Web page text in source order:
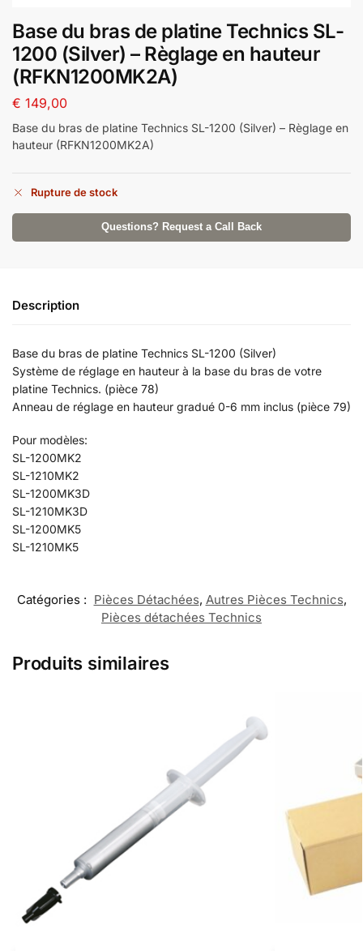
Base du bras de platine Technics SL-
1200 (Silver) – Règlage en hauteur
(RFKN1200MK2A)
€ 149,00
Base du bras de platine Technics SL-1200 (Silver) – Règlage en
hauteur (RFKN1200MK2A)
Rupture de stock
Questions? Request a Call Back
Description
Base du bras de platine Technics SL-1200 (Silver)
Système de réglage en hauteur à la base du bras de votre
platine Technics. (pièce 78)
Anneau de réglage en hauteur gradué 0-6 mm inclus (pièce 79)
Pour modèles:
SL-1200MK2
SL-1210MK2
SL-1200MK3D
SL-1210MK3D
SL-1200MK5
SL-1210MK5
Catégories : Pièces Détachées, Autres Pièces Technics,
Pièces détachées Technics
Produits similaires